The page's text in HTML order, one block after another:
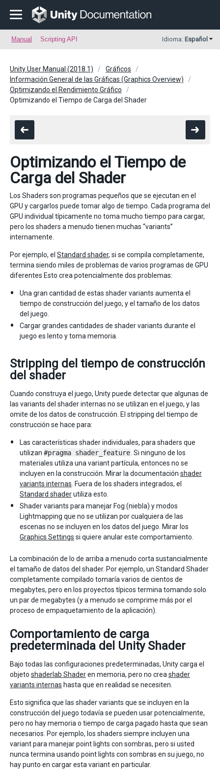
Manual Scripting API Idioma: Español
Unity User Manual (2018.1)
Gráficos
Información General de las Gráficas (Graphics Overview)
Optimizando el Rendimiento Gráfico
Optimizando el Tiempo de Carga del Shader
Optimizando el Tiempo de
Carga del Shader
Los Shaders son programas pequeños que se ejecutan en el
GPU y cargarlos puede tomar algo de tiempo. Cada programa del
GPU individual típicamente no toma mucho tiempo para cargar,
pero los shaders a menudo tienen muchas “variants”
internamente.
Por ejemplo, el Standard shader, si se compila completamente,
termina siendo miles de problemas de varios programas de GPU
diferentes Esto crea potencialmente dos problemas:
Una gran cantidad de estas shader variants aumenta el
tiempo de construcción del juego, y el tamaño de los datos
del juego.
Cargar grandes cantidades de shader variants durante el
juego es lento y toma memoria.
Stripping del tiempo de construcción
del shader
Cuando construya el juego, Unity puede detectar que algunas de
las variants del shader internas no se utilizan en el juego, y las
omite de los datos de construcción. El stripping del tiempo de
construcción se hace para:
Las características shader individuales, para shaders que
utilizan #pragma shader_feature . Si ninguno de los
materiales utiliza una variant partícula, entonces no se
incluyen en la construcción. Mirar la documentación shader
variants internas . Fuera de los shaders integrados, el
Standard shaderutiliza esto.
Shader variants para manejar Fog (niebla) y modos
Lightmapping que no se utilizan por cualquiera de las
escenas no se incluyen en los datos del juego. Mirar los
Graphics Settings si quiere anular este comportamiento.
La combinación de lo de arriba a menudo corta sustancialmente
el tamaño de datos del shader. Por ejemplo, un Standard Shader
completamente compilado tomaría varios de cientos de
megabytes, pero en los proyectos típicos termina tomando solo
un par de megabytes (y a menudo se comprime más por el
proceso de empaquetamiento de la aplicación).
Comportamiento de carga
predeterminada del Unity Shader
Bajo todas las configuraciones predeterminadas, Unity carga el
objeto shaderlab Shaderen memoria, pero no crea shader
variants internas hasta que en realidad se necesiten.
Esto significa que las shader variants que se incluyen en la
construcción del juego todavía se pueden usar potencialmente,
pero no hay memoria o tiempo de carga pagado hasta que sean
necesarios. Por ejemplo, los shaders siempre incluyen una
variant para manejar point lights con sombras, pero si usted
nunca termina usando point lights con sombras en su juego, no
hay punto en cargar esta variant en particular.